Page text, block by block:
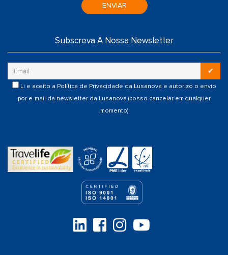
ENVIAR
Subscreva A Nossa Newsletter
✔
Li e aceito a Política de Privacidade da Lusanova e autorizo o envio
por e-mail da newsletter da Lusanova (posso cancelar em qualquer
momento)